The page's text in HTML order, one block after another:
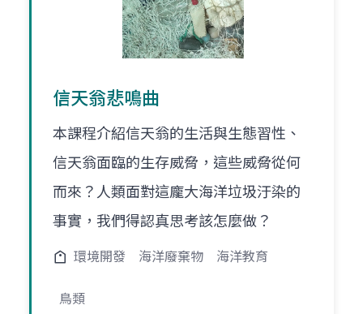
信天翁悲鳴曲
本課程介紹信天翁的生活與生態習性、
信天翁面臨的生存威脅，這些威脅從何
而來？人類面對這龐大海洋垃圾汙染的
事實，我們得認真思考該怎麼做？
環境開發 海洋廢棄物 海洋教育
鳥類